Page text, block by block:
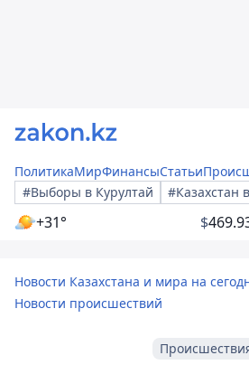
ПолитикаМирФинансыСтатьи
#Выборы в Курултай
#Казахстан
+31° $
Новости Казахстана и мира на
Новости происшествий